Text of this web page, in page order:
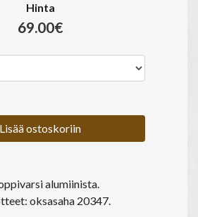
Hinta
69.00€
Lisää ostoskoriin
alumiinista.
oksasaha 20347.